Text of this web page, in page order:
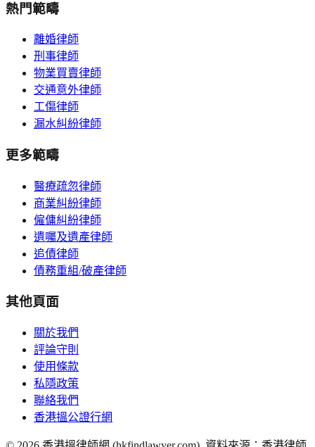
熱門範疇
離婚律師
刑事律師
物業買賣律師
交通意外律師
工傷律師
漏水糾紛律師
更多範疇
醫療疏忽律師
商業糾紛律師
僱傭糾紛律師
遺囑及遺產律師
追債律師
債務重組/破產律師
其他頁面
關於我們
評論守則
使用條款
私隱政策
聯絡我們
香港搵公證行網